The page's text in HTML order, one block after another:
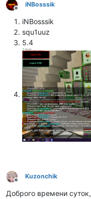
Не в сети
iNBosssik
iNBosssik
squ1uuz
5.4
Не в сети
Kuzonchik
Доброго времени суток,